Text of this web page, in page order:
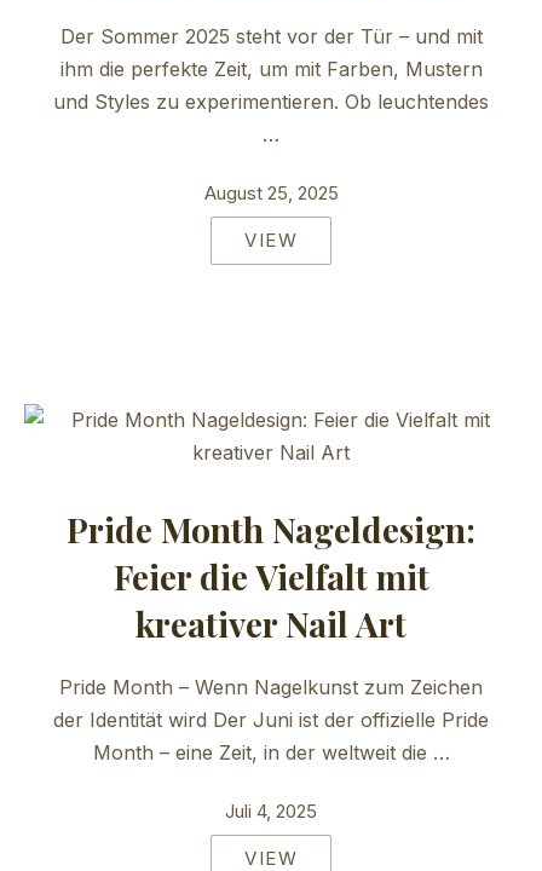
Der Sommer 2025 steht vor der Tür – und mit
ihm die perfekte Zeit, um mit Farben, Mustern
und Styles zu experimentieren. Ob leuchtendes
…
August 25, 2025
VIEW
Pride Month Nageldesign:
Feier die Vielfalt mit
kreativer Nail Art
Pride Month – Wenn Nagelkunst zum Zeichen
der Identität wird Der Juni ist der offizielle Pride
Month – eine Zeit, in der weltweit die …
Juli 4, 2025
VIEW